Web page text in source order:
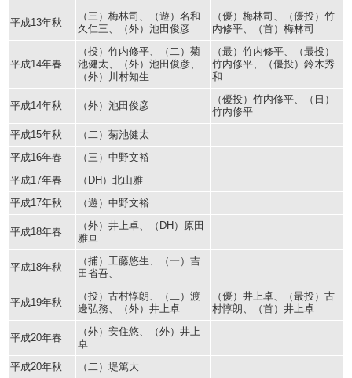
平成13年秋
（三）梅林司、（遊）名和
久仁三、（外）池田俊彦
（優）梅林司、（優投）竹
内修平、（首）梅林司
平成14年春
（投）竹内修平、（二）菊
池健太、（外）池田俊彦、
（外）川村知生
（最）竹内修平、（最投）
竹内修平、（優投）鈴木秀
和
平成14年秋 （外）池田俊彦
（優投）竹内修平、（日）
竹内修平
平成15年秋
（二）菊池健太
平成16年春
（三）中野文裕
平成17年春
（DH）北山雅
平成17年秋
（遊）中野文裕
平成18年春
（外）井上卓、（DH）原田
雅亘
平成18年秋
（捕）工藤悠生、（一）吉
田省吾、
平成19年秋
（投）古村惇朗、（二）渡
邊弘務、（外）井上卓
（優）井上卓、（最投）古
村惇朗、（首）井上卓
平成20年春
（外）安住悠、（外）井上
卓
平成20年秋
（二）堤篤大